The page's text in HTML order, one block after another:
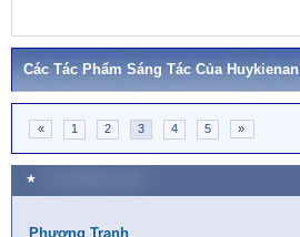
Các Tác Phẩm Sáng Tác Của Huykienan
« 1 2 3 4 5 »
★
Phương Tranh